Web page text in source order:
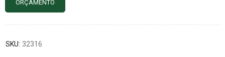
ORÇAMENTO
SKU: 32316